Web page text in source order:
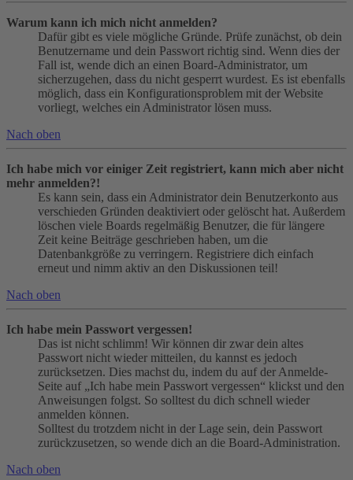
Warum kann ich mich nicht anmelden?
Dafür gibt es viele mögliche Gründe. Prüfe zunächst, ob dein
Benutzername und dein Passwort richtig sind. Wenn dies der
Fall ist, wende dich an einen Board-Administrator, um
sicherzugehen, dass du nicht gesperrt wurdest. Es ist ebenfalls
möglich, dass ein Konfigurationsproblem mit der Website
vorliegt, welches ein Administrator lösen muss.
Nach oben
Ich habe mich vor einiger Zeit registriert, kann mich aber nicht
mehr anmelden?!
Es kann sein, dass ein Administrator dein Benutzerkonto aus
verschieden Gründen deaktiviert oder gelöscht hat. Außerdem
löschen viele Boards regelmäßig Benutzer, die für längere
Zeit keine Beiträge geschrieben haben, um die
Datenbankgröße zu verringern. Registriere dich einfach
erneut und nimm aktiv an den Diskussionen teil!
Nach oben
Ich habe mein Passwort vergessen!
Das ist nicht schlimm! Wir können dir zwar dein altes
Passwort nicht wieder mitteilen, du kannst es jedoch
zurücksetzen. Dies machst du, indem du auf der Anmelde-
Seite auf „Ich habe mein Passwort vergessen“ klickst und den
Anweisungen folgst. So solltest du dich schnell wieder
anmelden können.
Solltest du trotzdem nicht in der Lage sein, dein Passwort
zurückzusetzen, so wende dich an die Board-Administration.
Nach oben